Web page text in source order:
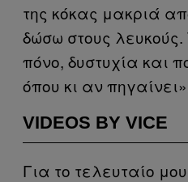
της κόκας μακριά
δώσω στους
πόνο, δυστυχία και
όπου κι αν
VIDEOS BY VICE
Για το τελευταίο